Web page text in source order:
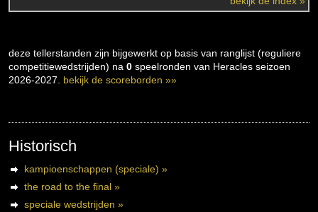
deze tellerstanden zijn bijgewerkt op basis van ranglijst (reguliere
competitiewedstrijden) na 0 speelronden van Heracles seizoen
2026-2027. bekijk de scoreborden »»
Historisch
kampioenschappen (speciale) »
the road to the final »
speciale wedstrijden »